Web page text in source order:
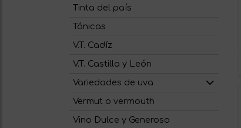
Tinta del país
Tónicas
V.T. Cadíz
V.T. Castilla y León
Variedades de uva
Vermut o vermouth
Vino Dulce y Generoso